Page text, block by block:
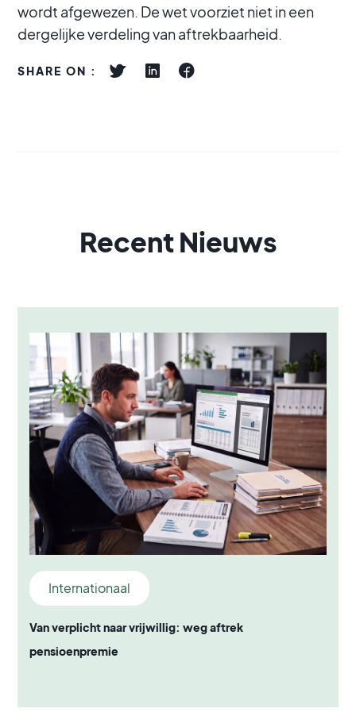
wordt afgewezen. De wet voorziet niet in een
dergelijke verdeling van aftrekbaarheid.
SHARE ON :
Recent Nieuws
Internationaal
Van verplicht naar vrijwillig: weg aftrek
pensioenpremie